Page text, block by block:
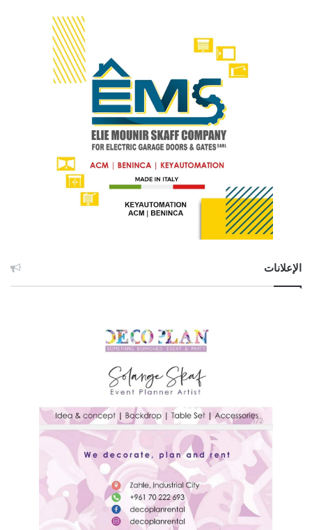
الإعلانات